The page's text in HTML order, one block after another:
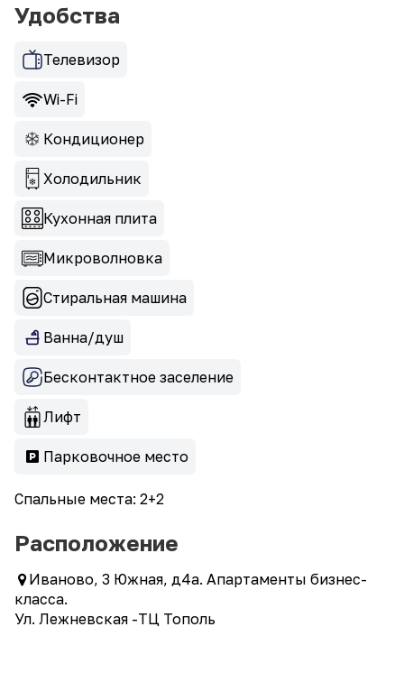
Удобства
Телевизор
Wi-Fi
Кондиционер
Холодильник
Кухонная плита
Микроволновка
Стиральная машина
Ванна/душ
Бесконтактное заселение
Лифт
Парковочное место
Спальные места: 2+2
Расположение
Иваново, 3 Южная, д4а. Апартаменты бизнес-
класса.
Ул. Лежневская -ТЦ Тополь